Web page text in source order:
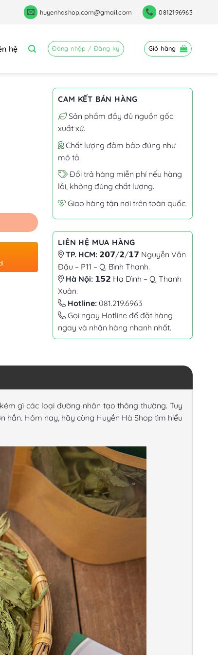
huyenhashop.com@gmail.com 0812196963
hệ Đăng nhập / Đăng ký Giỏ hàng
CAM KẾT BÁN HÀNG
Sản phẩm đầy đủ nguồn gốc
xuất xứ.
Chất lượng đảm bảo đúng như
mô tả.
Đổi trả hàng miễn phí nếu hàng
lỗi, không đúng chất lượng.
Giao hàng tận nơi trên toàn quốc.
LIÊN HỆ MUA HÀNG
TP. HCM: 𝟮𝟬𝟳/𝟮/𝟭𝟳 Nguyễn Văn
Đậu – P11 – Q. Bình Thạnh.
Hà Nội: 𝟭𝟱𝟮 Hạ Đình – Q. Thanh
Xuân.
Hotline: 081.219.6963
Gọi ngay Hotline để đặt hàng
ngay và nhận hàng nhanh nhất.
gì các loại đường nhân tạo thông thường. Tuy
Hôm nay, hãy cùng Huyền Hà Shop tìm hiểu